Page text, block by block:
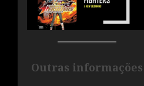
Outras informações